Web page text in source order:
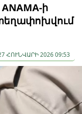
ի
ՀՈՒՆՎԱՐԻ 2026 09:53